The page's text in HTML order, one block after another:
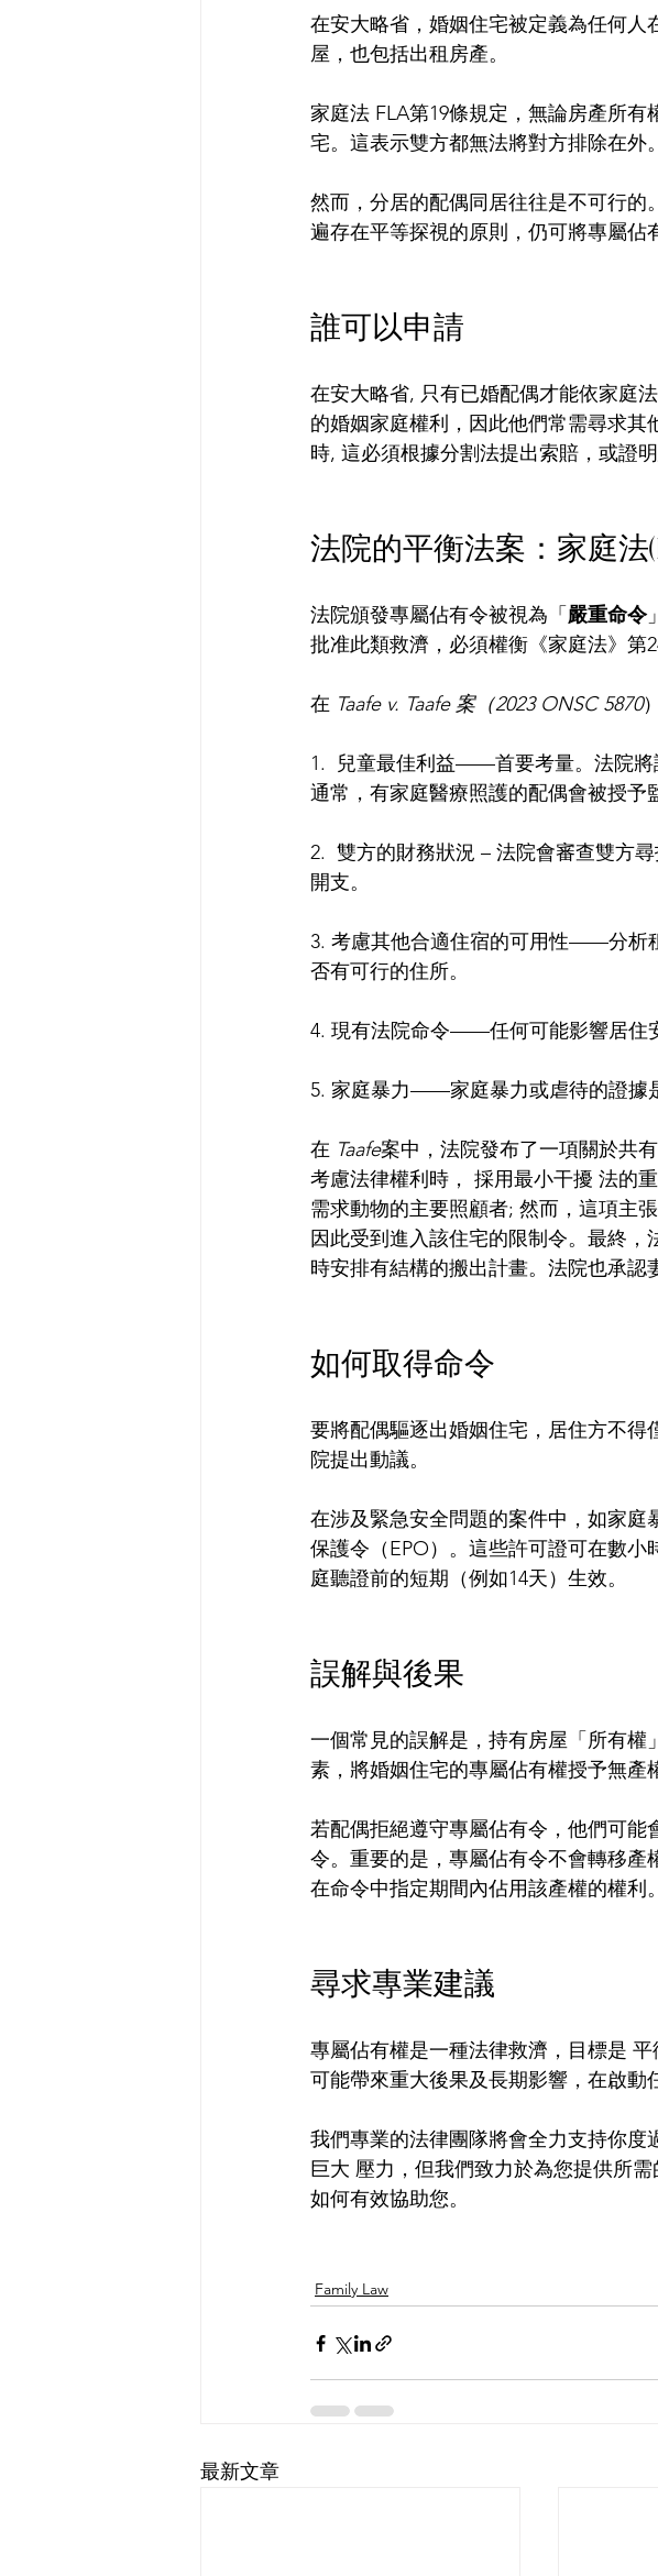
在安大略省，婚姻住宅被定義為任何
屋，也包括出租房產。
家庭法 FLA第19條規定，無論房產所
宅。這表示雙方都無法將對方排除在外。
然而，分居的配偶同居往往是不可行的
遍存在平等探視的原則，仍可將專屬佔
誰可以申請
在安大略省, 只有已婚配偶才能依家庭
的婚姻家庭權利，因此他們常需尋求
時, 這必須根據分割法提出索賠，或證
法院的平衡法案：家庭法
法院頒發專屬佔有令被視為「 嚴重命令
批准此類救濟，必須權衡《家庭法》第
在 Taafe v. Taafe 案（2023 ONSC 5870
1.  兒童最佳利益——首要考量。法院將
通常，有家庭醫療照護的配偶會被授予
2.  雙方的財務狀況 – 法院會審查雙方
開支。
3. 考慮其他合適住宿的可用性——分析
否有可行的住所。
4. 現有法院命令——任何可能影響居住
5. 家庭暴力——家庭暴力或虐待的證據
在 Taafe案中，法院發布了一項關於共
考慮法律權利時， 採用最小干擾 法的
需求動物的主要照顧者; 然而，這項主
因此受到進入該住宅的限制令。最終
時安排有結構的搬出計畫。法院也承認
如何取得命令
要將配偶驅逐出婚姻住宅，居住方不
院提出動議。
在涉及緊急安全問題的案件中，如家
保護令（EPO）。這些許可證可在數
庭聽證前的短期（例如14天）生效。
誤解與後果
一個常見的誤解是，持有房屋「所有權
素，將婚姻住宅的專屬佔有權授予無產
若配偶拒絕遵守專屬佔有令，他們可
令。重要的是，專屬佔有令不會轉移
在命令中指定期間內佔用該產權的權利。
尋求專業建議
專屬佔有權是一種法律救濟，目標是
可能帶來重大後果及長期影響，在啟動
我們專業的法律團隊將會全力支持你度
巨大 壓力，但我們致力於為您提供所
如何有效協助您。
Family Law
最新文章